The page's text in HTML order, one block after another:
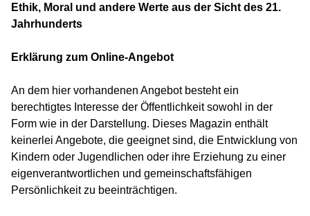
Ethik, Moral und andere Werte aus der Sicht des 21.
Jahrhunderts
Erklärung zum Online-Angebot
An dem hier vorhandenen Angebot besteht ein
berechtigtes Interesse der Öffentlichkeit sowohl in der
Form wie in der Darstellung. Dieses Magazin enthält
keinerlei Angebote, die geeignet sind, die Entwicklung von
Kindern oder Jugendlichen oder ihre Erziehung zu einer
eigenverantwortlichen und gemeinschaftsfähigen
Persönlichkeit zu beeinträchtigen.